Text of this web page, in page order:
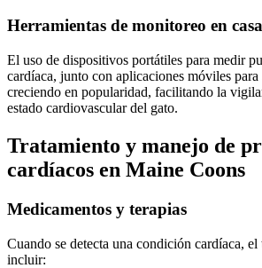
Herramientas de monitoreo en casa
El uso de dispositivos portátiles para medir
cardíaca, junto con aplicaciones móviles para
creciendo en popularidad, facilitando la
estado cardiovascular del gato.
Tratamiento y manejo de
cardíacos en Maine Coons
Medicamentos y terapias
Cuando se detecta una condición cardíaca, el
incluir: